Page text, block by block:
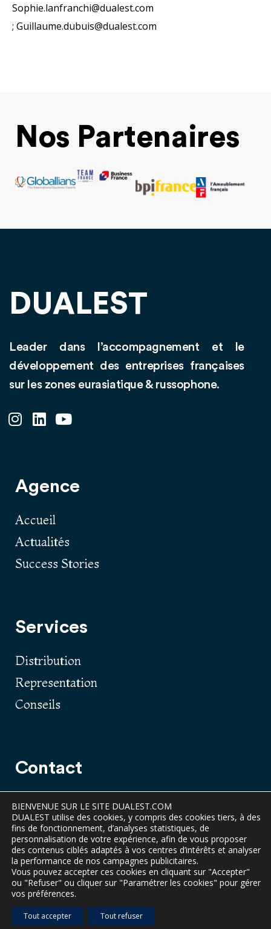
Sophie.lanfranchi@dualest.com
; Guillaume.dubuis@dualest.com
Nos Partenaires
DUALEST
Leader dans l’accompagnement et le
développement des entreprises françaises
sur les zones eurasiatique & russophone.
Agence
Accueil
Actualités
Success Stories
Services
Distribution
Representation
Conseils
Contact
Mail
Partenariat
Events
© 2023 dualest.com Tous droits réservés.
BIENVENUE SUR LE SITE DUALEST.COM
DUALEST utilise des cookies, y compris des cookies tiers, à des
fins de fonctionnement, d’analyses statistiques, de
personnalisation de votre expérience, afin de vous proposer
des contenus ciblés adaptés à vos centres d’intérêts et analyser
la performance de nos campagnes publicitaires.
Vous pouvez accepter ces cookies en cliquant sur "Accepter"
ou "Refuser" ou cliquer sur "Paramétrer les cookies" pour gérer
vos préférences.
Tout accepter Tout refuser